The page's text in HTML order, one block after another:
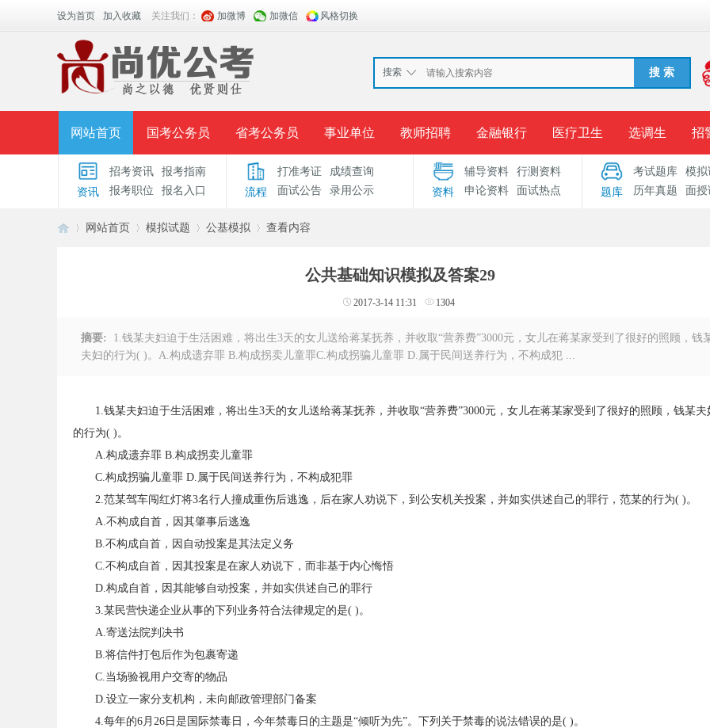
设为首页 加入收藏 关注我们： 加微博 加微信 风格切换
搜索 搜 索
网站首页 国考公务员 省考公务员 事业单位 教师招聘 金融银行 医疗卫生 选调生 招
面授课程 招考公告 面试公告 报考指导 准考证打印 成绩查询 录用公示 考
时政热点 视频课堂 名师团队 学员风采
资讯
招考资讯
报考指南
报考职位
报名入口 流程
打准考证
成绩查询
面试公告
录用公示 资料
辅导资料
行测资料
申论资料
面试热点 题库
考试题库
模拟
历年真题
面授
网站首页 模拟试题 公基模拟 查看内容
公共基础知识模拟及答案29
2017-3-14 11:31 1304
摘要: 1.钱某夫妇迫于生活困难，将出生3天的女儿送给蒋某抚养，并收取“营养费”3000元，女儿在蒋某家受到了很好的照顾，钱
夫妇的行为( )。A.构成遗弃罪 B.构成拐卖儿童罪C.构成拐骗儿童罪 D.属于民间送养行为，不构成犯 ...
1.钱某夫妇迫于生活困难，将出生3天的女儿送给蒋某抚养，并收取“营养费”3000元，女儿在蒋某家受到了很好的照顾，钱某夫
的行为( )。
A.构成遗弃罪 B.构成拐卖儿童罪
C.构成拐骗儿童罪 D.属于民间送养行为，不构成犯罪
2.范某驾车闯红灯将3名行人撞成重伤后逃逸，后在家人劝说下，到公安机关投案，并如实供述自己的罪行，范某的行为( )。
A.不构成自首，因其肇事后逃逸
B.不构成自首，因自动投案是其法定义务
C.不构成自首，因其投案是在家人劝说下，而非基于内心悔悟
D.构成自首，因其能够自动投案，并如实供述自己的罪行
3.某民营快递企业从事的下列业务符合法律规定的是( )。
A.寄送法院判决书
B.将信件打包后作为包裹寄递
C.当场验视用户交寄的物品
D.设立一家分支机构，未向邮政管理部门备案
4.每年的6月26日是国际禁毒日，今年禁毒日的主题是“倾听为先”。下列关于禁毒的说法错误的是( )。